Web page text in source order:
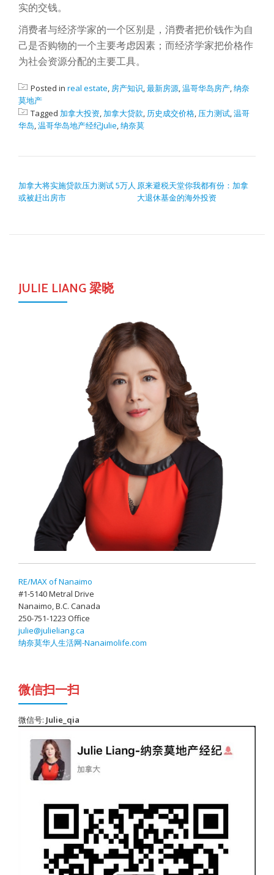
实的交钱。
消费者与经济学家的一个区别是，消费者把价钱作为自
己是否购物的一个主要考虑因素；而经济学家把价格作
为社会资源分配的主要工具。
Posted in real estate, 房产知识,最新房源,温哥华岛房产,纳奈
莫地产
Tagged 加拿大投资, 加拿大贷款, 历史成交价格, 压力测试,温哥
华岛,温哥华岛地产经纪Julie,纳奈莫
加拿大将实施贷款压力测试 5万人
或被赶出房市
原来避税天堂你我都有份：加拿
大退休基金的海外投资
JULIE LIANG 梁晓
RE/MAX of Nanaimo
#1-5140 Metral Drive
Nanaimo, B.C. Canada
250-751-1223 Office
julie@julieliang.ca
纳奈莫华人生活网-Nanaimolife.com
微信扫一扫
微信号: Julie_qia